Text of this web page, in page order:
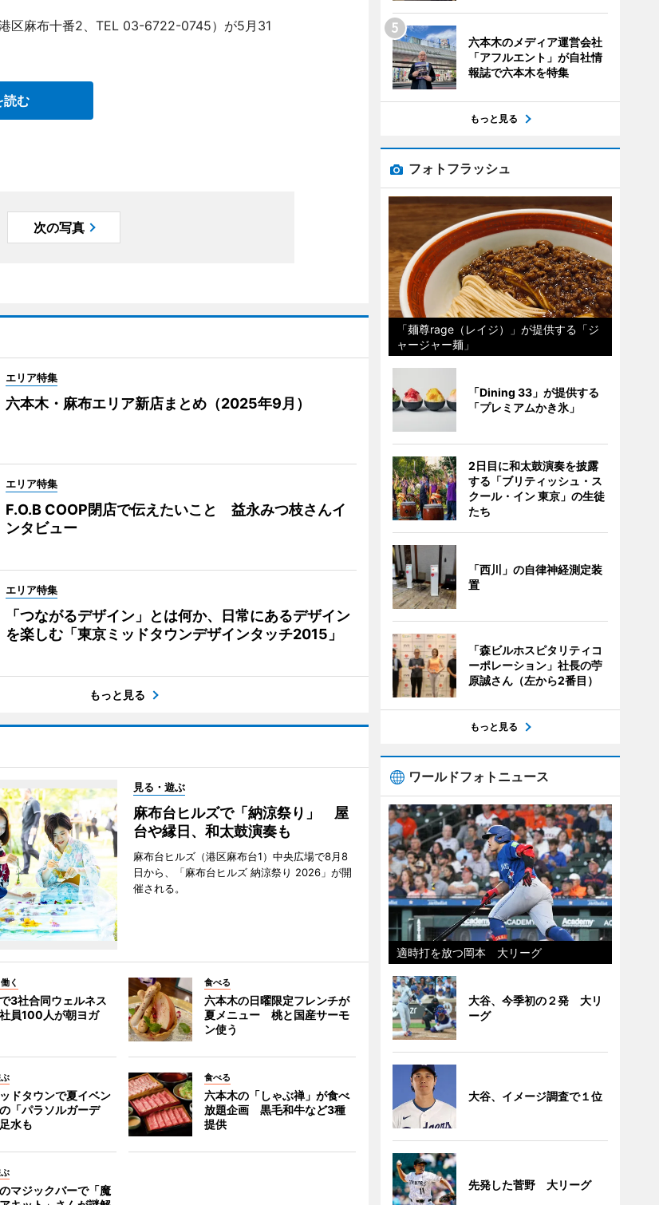
区麻布十番2、TEL 03-6722-0745）が5月31
読む
次の写真
エリア特集
六本木・麻布エリア新店まとめ（2025年9月）
エリア特集
F.O.B COOP閉店で伝えたいこと 益永みつ枝さんイ
ンタビュー
エリア特集
「つながるデザイン」とは何か、日常にあるデザイン
を楽しむ「東京ミッドタウンデザインタッチ2015」
もっと見る
見る・遊ぶ
麻布台ヒルズで「納涼祭り」 屋
台や縁日、和太鼓演奏も
麻布台ヒルズ（港区麻布台1）中央広場で8月8
日から、「麻布台ヒルズ 納涼祭り 2026」が開
催される。
く
3社合同ウェルネス
員100人が朝ヨガ
食べる
六本木の日曜限定フレンチが
夏メニュー 桃と国産サーモ
ン使う
ドタウンで夏イベン
「パラソルガーデ
水も
食べる
六本木の「しゃぶ禅」が食べ
放題企画 黒毛和牛など3種
提供
マジックバーで「魔
六本木のメディア運営会社
「アフルエント」が自社情
報誌で六本木を特集
もっと見る
フォトフラッシュ
「麺尊rage（レイジ）」が提供する「ジ
ャージャー麺」
「Dining 33」が提供する
「プレミアムかき氷」
2日目に和太鼓演奏を披露
する「ブリティッシュ・ス
クール・イン 東京」の生徒
たち
「西川」の自律神経測定装
置
「森ビルホスピタリティコ
ーポレーション」社長の苧
原誠さん（左から2番目）
もっと見る
ワールドフォトニュース
適時打を放つ岡本 大リーグ
大谷、今季初の２発 大リ
ーグ
大谷、イメージ調査で１位
先発した菅野 大リーグ